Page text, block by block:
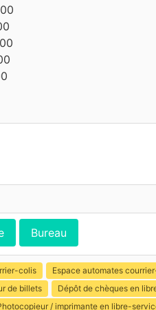
Bureau
colis Espace automates
de billets Dépôt de chèques en
/ imprimante en libre-